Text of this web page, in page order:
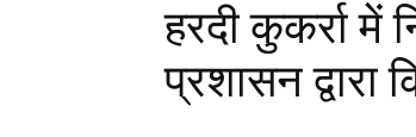
हरदी कुकर्रा में
प्रशासन द्वारा